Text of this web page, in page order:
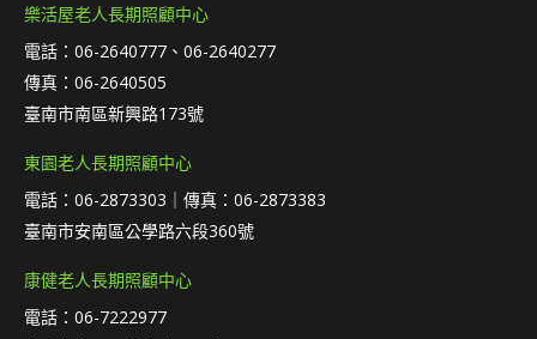
樂活屋老人長期照顧中心
電話：06-2640777、06-2640277
傳真：06-2640505
臺南市南區新興路173號
東園老人長期照顧中心
電話：06-2873303｜傳真：06-2873383
臺南市安南區公學路六段360號
康健老人長期照顧中心
電話：06-7222977